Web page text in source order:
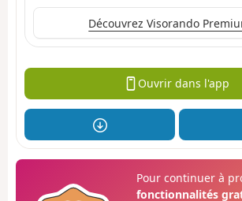
Découvrez Visorando
Ouvrir dans l'app
Pour continuer à
fonctionnalités